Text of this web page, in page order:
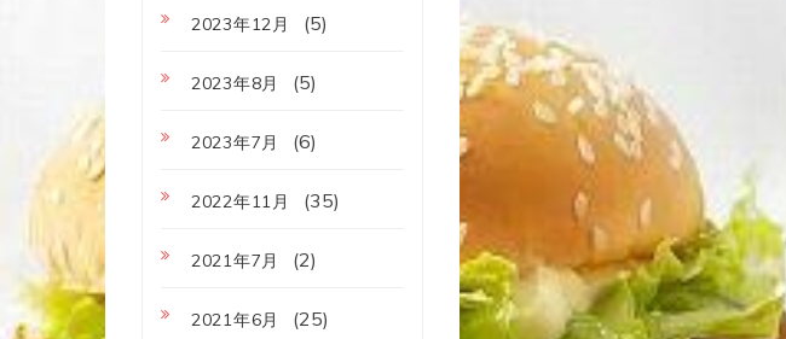
2023年12月 (5)
2023年8月 (5)
2023年7月 (6)
2022年11月 (35)
2021年7月 (2)
2021年6月 (25)